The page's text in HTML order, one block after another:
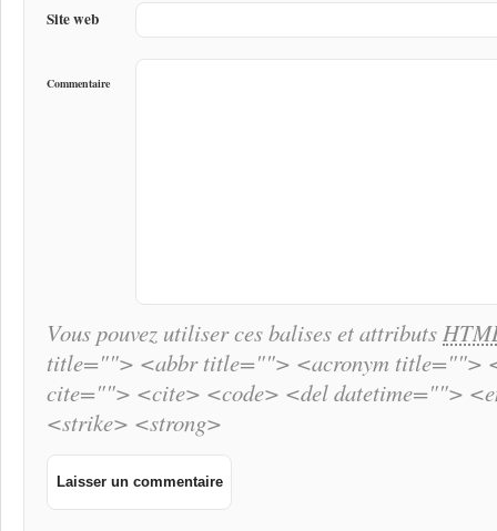
Site web
Commentaire
Vous pouvez utiliser ces balises et attributs
title=""> <abbr title=""> <acronym title="">
cite=""> <cite> <code> <del datetime="">
<strike> <strong>